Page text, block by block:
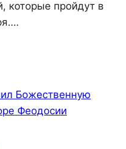
которые пройдут в